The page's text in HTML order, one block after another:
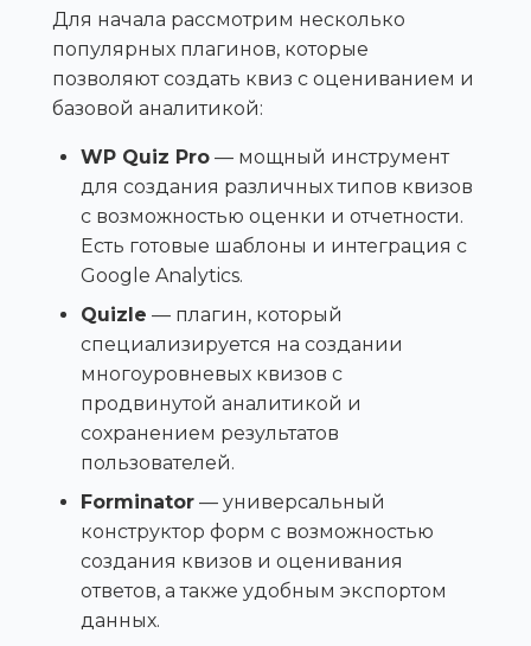
Для начала рассмотрим несколько
популярных плагинов, которые
позволяют создать квиз с оцениванием и
базовой аналитикой:
WP Quiz Pro — мощный инструмент
для создания различных типов квизов
с возможностью оценки и отчетности.
Есть готовые шаблоны и интеграция с
Google Analytics.
Quizle — плагин, который
специализируется на создании
многоуровневых квизов с
продвинутой аналитикой и
сохранением результатов
пользователей.
Forminator — универсальный
конструктор форм с возможностью
создания квизов и оценивания
ответов, а также удобным экспортом
данных.